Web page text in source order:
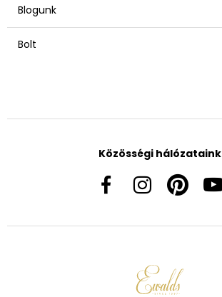
Blogunk
Bolt
Közösségi hálózataink